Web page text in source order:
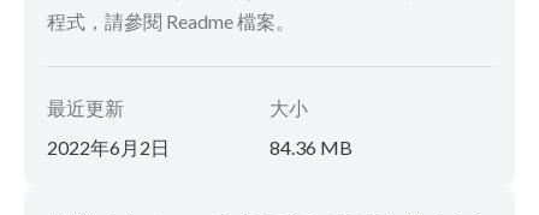
程式，請參閱 Readme 檔案。
最近更新
2022年6月2日
大小
84.36 MB